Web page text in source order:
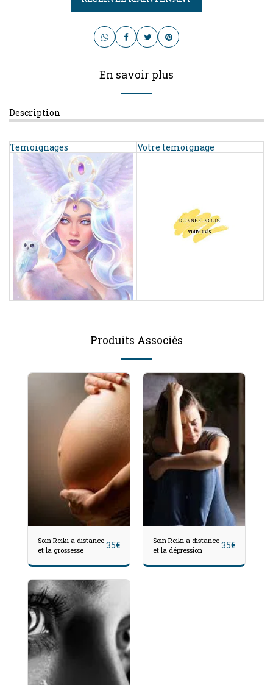
En savoir plus
Description
Temoignages Votre temoignage
Produits Associés
Soin Reiki a distance
et la grossesse
35€
Soin Reiki a distance
et la dépression
35€